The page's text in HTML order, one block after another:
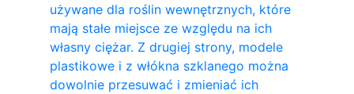
używane dla roślin wewnętrznych, które
mają stałe miejsce ze względu na ich
własny ciężar. Z drugiej strony, modele
plastikowe i z włókna szklanego można
dowolnie przesuwać i zmieniać ich